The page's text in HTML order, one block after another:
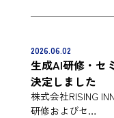
2026.06.02
生成AI研修・セ
決定しました
株式会社RISING
研修およびセ…